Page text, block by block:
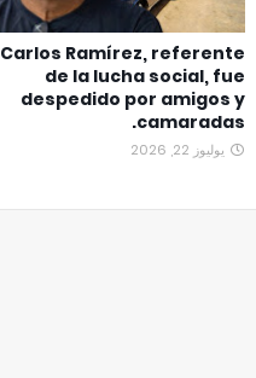
Carlos Ramírez, referente
de la lucha social, fue
despedido por amigos y
camaradas.
يوليوز 22, 2026